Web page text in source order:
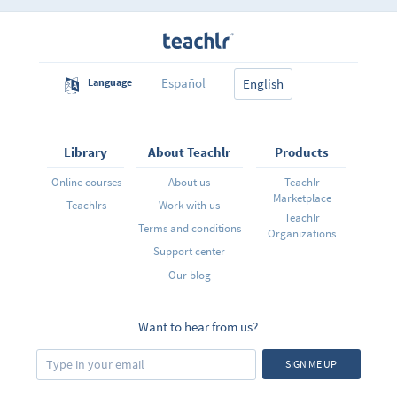
Language Español English
Library
Online courses
Teachlrs
About Teachlr
About us
Work with us
Terms and conditions
Support center
Our blog
Products
Teachlr
Marketplace
Teachlr
Organizations
Want to hear from us?
SIGN ME UP